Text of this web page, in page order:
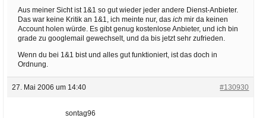
Aus meiner Sicht ist 1&1 so gut wieder jeder andere Dienst-Anbieter.
Das war keine Kritik an 1&1, ich meinte nur, das ich mir da keinen
Account holen würde. Es gibt genug kostenlose Anbieter, und ich bin
grade zu googlemail gewechselt, und da bis jetzt sehr zufrieden.
Wenn du bei 1&1 bist und alles gut funktioniert, ist das doch in
Ordnung.
27. Mai 2006 um 14:40 #130930
sontag96